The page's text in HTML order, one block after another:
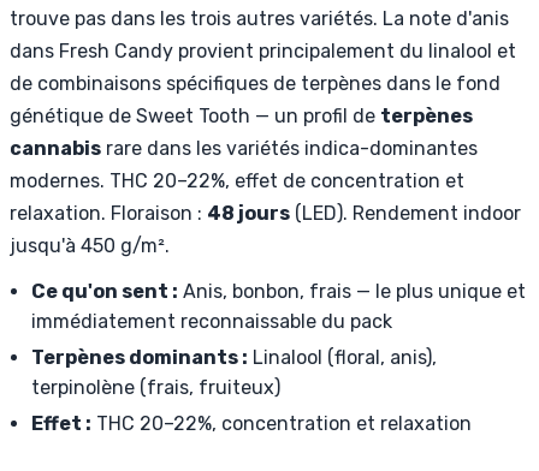
trouve pas dans les trois autres variétés. La note d'anis
dans Fresh Candy provient principalement du linalool et
de combinaisons spécifiques de terpènes dans le fond
génétique de Sweet Tooth — un profil de terpènes
cannabis rare dans les variétés indica-dominantes
modernes. THC 20–22%, effet de concentration et
relaxation. Floraison : 48 jours (LED). Rendement indoor
jusqu'à 450 g/m².
Ce qu'on sent : Anis, bonbon, frais — le plus unique et
immédiatement reconnaissable du pack
Terpènes dominants : Linalool (floral, anis),
terpinolène (frais, fruiteux)
Effet : THC 20–22%, concentration et relaxation